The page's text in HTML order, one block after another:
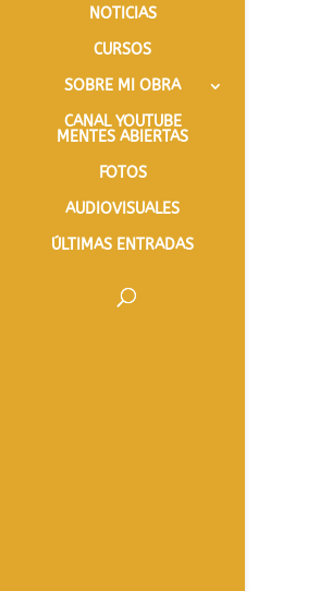
NOTICIAS
CURSOS
SOBRE MI OBRA
CANAL YOUTUBE
MENTES ABIERTAS
FOTOS
AUDIOVISUALES
ÚLTIMAS ENTRADAS